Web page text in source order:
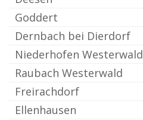
Goddert
Dernbach bei Dierdorf
Niederhofen Westerwald
Raubach Westerwald
Freirachdorf
Ellenhausen